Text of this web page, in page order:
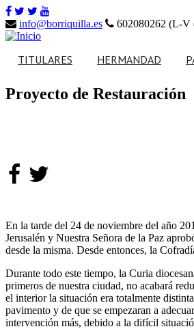
info@borriquilla.es 602080262 (L-V
TITULARES
Nuestro Padre Jesús en
HERMANDAD
Noticias
Calendario de actos
Normas
Proyecto de Restauración
En la tarde del 24 de noviembre del año
Jerusalén y Nuestra Señora de la Paz
desde la misma. Desde entonces, la
Durante todo este tiempo, la Curia
primeros de nuestra ciudad, no acabará
el interior la situación era totalmente
pavimento y de que se empezaran a
intervención más, debido a la difícil